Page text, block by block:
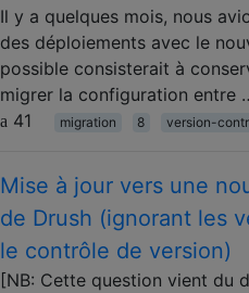
Il y a quelques mois, nous
des déploiements avec le
possible consisterait à
migrer la configuration entre
41
migration 8 version-
Mise à jour vers une
de Drush (ignorant les
le contrôle de version)
[NB: Cette question vient du